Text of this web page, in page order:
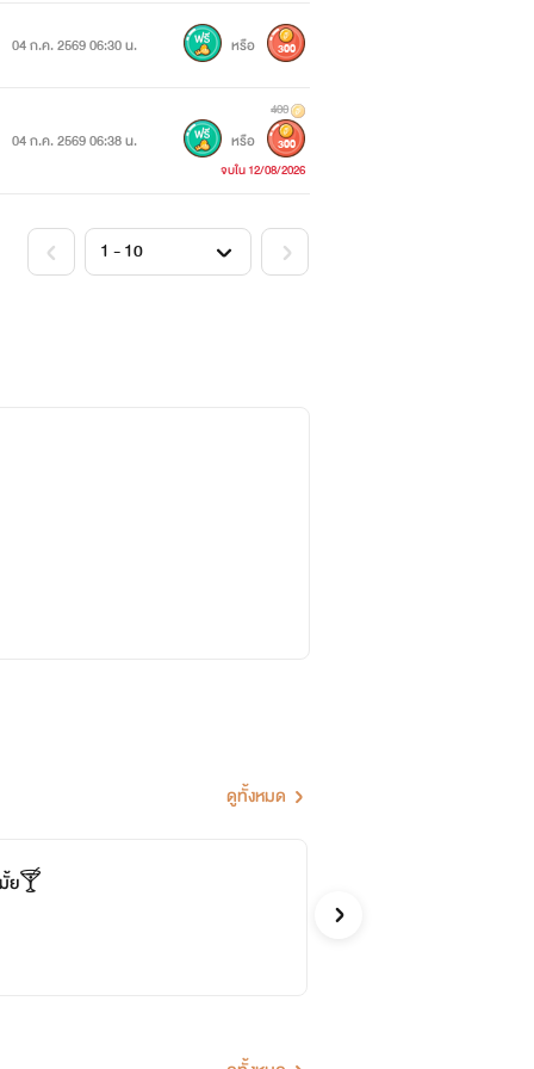
04 ก.ค. 2569 06:30 น. หรือ 300
04 ก.ค. 2569 06:38 น.
400
หรือ 300
จบใน 12/08/2026
ดูทั้งหมด
ย🍸